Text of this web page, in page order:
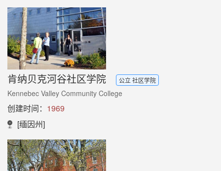
肯纳贝克河谷社区学院 公立 社区学院
Kennebec Valley Community College
创建时间： 1969
[缅因州]